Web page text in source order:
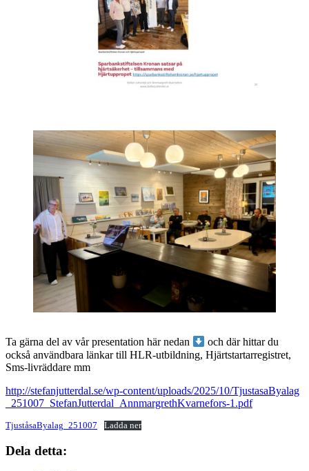
Ta gärna del av vår presentation här nedan
och där hittar du
också användbara länkar till HLR-utbildning, Hjärtstartarregistret,
Sms-livräddare mm
http://stefanjutterdal.se/wp-content/uploads/2025/10/TjustasaByalag
_251007_StefanJutterdal_AnnmargrethKvarnefors-1.pdf
TjuståsaByalag_251007 Ladda ner
Dela detta: